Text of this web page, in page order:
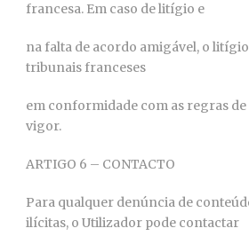
francesa. Em caso de litígio e
na falta de acordo amigável, o
tribunais franceses
em conformidade com as regras
vigor.
ARTIGO 6 – CONTACTO
Para qualquer denúncia de
ilícitas, o Utilizador pode contactar